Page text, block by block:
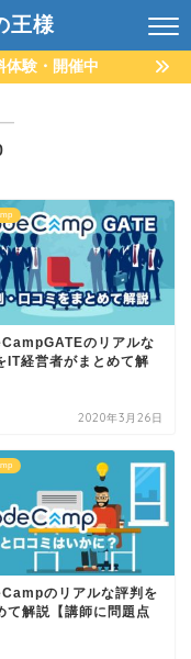
王様
体験・開催中
―
のリアルな
IT経営者がまとめて解
2020年3月26日
のリアルな評判を
て解説【講師に問題点